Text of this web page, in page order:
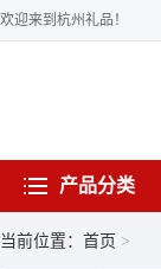
欢迎来到杭州礼品！
产品分类
当前位置：首页 >